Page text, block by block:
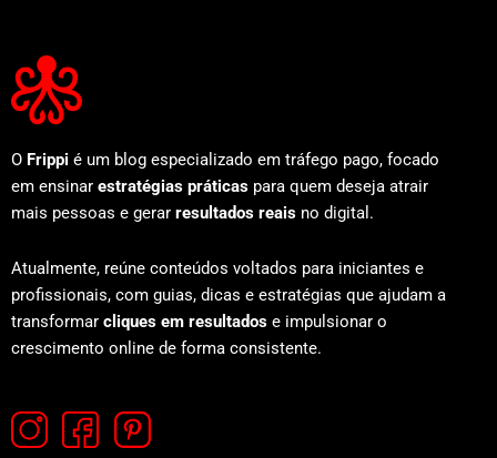
O Frippi é um blog especializado em tráfego pago, focado
em ensinar estratégias práticas para quem deseja atrair
mais pessoas e gerar resultados reais no digital.
Atualmente, reúne conteúdos voltados para iniciantes e
profissionais, com guias, dicas e estratégias que ajudam a
transformar cliques em resultados e impulsionar o
crescimento online de forma consistente.